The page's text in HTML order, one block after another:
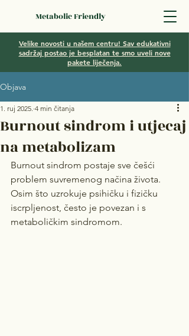
Metabolic Friendly
Velike novosti u našem centru! Sav edukativni
sadržaj postao je besplatan te smo uveli nove
pakete liječenja.
Objava
Burnout sindrom i utjecaj
na metabolizam
1. ruj 2025. 4 min čitanja
Burnout sindrom postaje sve češći
problem suvremenog načina života.
Osim što uzrokuje psihičku i fizičku
iscrpljenost, često je povezan i s
metaboličkim sindromom.